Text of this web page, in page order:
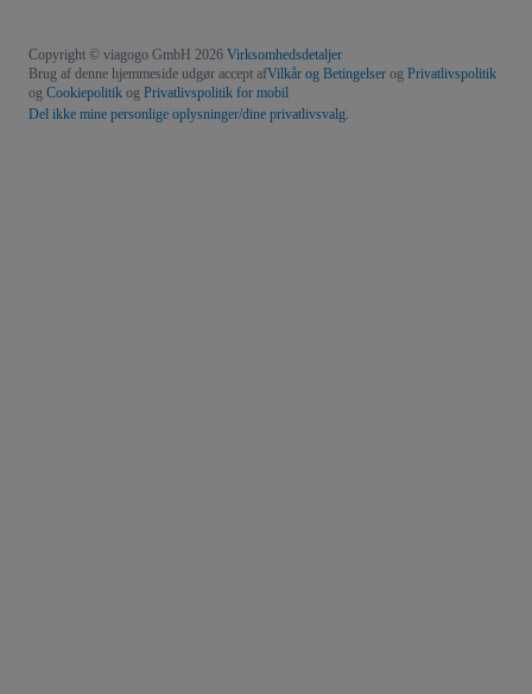
Copyright © viagogo GmbH 2026 Virksomhedsdetaljer
Brug af denne hjemmeside udgør accept afVilkår og Betingelser og Privatlivspolitik
og Cookiepolitik og Privatlivspolitik for mobil
Del ikke mine personlige oplysninger/dine privatlivsvalg.